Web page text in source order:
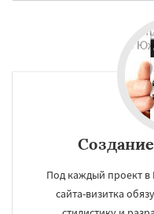
Под каждый проект
сайта-визитка